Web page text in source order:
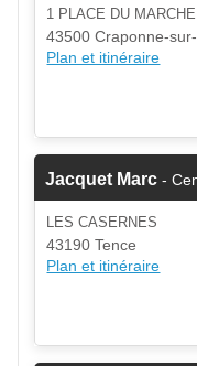
1 PLACE DU
43500 Craponne-
Plan et itinéraire
Jacquet Marc -
LES CASERNES
43190 Tence
Plan et itinéraire